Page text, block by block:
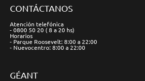
CONTÁCTANOS
Atención telefónica
- 0800 50 20 ( 8 a 20 hs)
Horarios
- Parque Roosevelt: 8:00 a 22:00
- Nuevocentro: 8:00 a 22:00
GÉANT